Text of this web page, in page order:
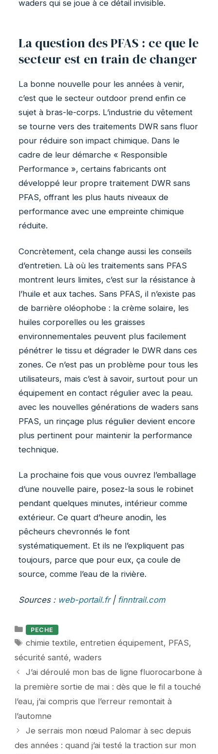
waders qui se joue à ce détail invisible.
La question des PFAS : ce que le
secteur est en train de changer
La bonne nouvelle pour les années à venir,
c’est que le secteur outdoor prend enfin ce
sujet à bras-le-corps. L’industrie du vêtement
se tourne vers des traitements DWR sans fluor
pour réduire son impact chimique. Dans le
cadre de leur démarche « Responsible
Performance », certains fabricants ont
développé leur propre traitement DWR sans
PFAS, offrant les plus hauts niveaux de
performance avec une empreinte chimique
réduite.
Concrètement, cela change aussi les conseils
d’entretien. Là où les traitements sans PFAS
montrent leurs limites, c’est sur la résistance à
l’huile et aux taches. Sans PFAS, il n’existe pas
de barrière oléophobe : la crème solaire, les
huiles corporelles ou les graisses
environnementales peuvent plus facilement
pénétrer le tissu et dégrader le DWR dans ces
zones. Ce n’est pas un problème pour tous les
utilisateurs, mais c’est à savoir, surtout pour un
équipement en contact régulier avec la peau.
avec les nouvelles générations de waders sans
PFAS, un rinçage plus régulier devient encore
plus pertinent pour maintenir la performance
technique.
La prochaine fois que vous ouvrez l’emballage
d’une nouvelle paire, posez-la sous le robinet
pendant quelques minutes, intérieur comme
extérieur. Ce quart d’heure anodin, les
pêcheurs chevronnés le font
systématiquement. Et ils ne l’expliquent pas
toujours, parce que pour eux, ça coule de
source, comme l’eau de la rivière.
Sources : web-portail.fr| finntrail.com
Catégories
PECHE
Étiquettes
chimie textile,entretien équipement, PFAS,
sécurité santé, waders
J’ai déroulé mon bas de ligne fluorocarbone à
la première sortie de mai : dès que le fil a touché
l’eau, j’ai compris que l’erreur remontait à
l’automne
Je serrais mon nœud Palomar à sec depuis
des années : quand j’ai testé la traction sur mon